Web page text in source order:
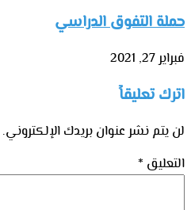
حملة التفوق الدراسي
فبراير 27, 2021
اترك تعليقاً
لن يتم نشر عنوان بريدك الإلكتروني.
التعليق *